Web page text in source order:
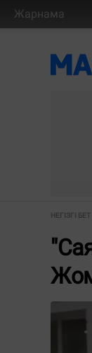
Жарнама
НЕГІЗГІ БЕТ